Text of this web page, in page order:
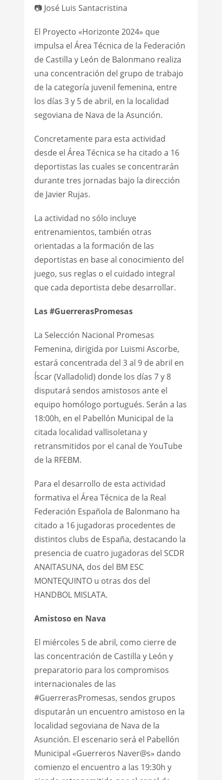
📷 José Luis Santacristina
El Proyecto «Horizonte 2024» que
impulsa el Área Técnica de la Federación
de Castilla y León de Balonmano realiza
una concentración del grupo de trabajo
de la categoría juvenil femenina, entre
los días 3 y 5 de abril, en la localidad
segoviana de Nava de la Asunción.
Concretamente para esta actividad
desde el Área Técnica se ha citado a 16
deportistas las cuales se concentrarán
durante tres jornadas bajo la dirección
de Javier Rujas.
La actividad no sólo incluye
entrenamientos, también otras
orientadas a la formación de las
deportistas en base al conocimiento del
juego, sus reglas o el cuidado integral
que cada deportista debe desarrollar.
Las #GuerrerasPromesas
La Selección Nacional Promesas
Femenina, dirigida por Luismi Ascorbe,
estará concentrada del 3 al 9 de abril en
Íscar (Valladolid) donde los días 7 y 8
disputará sendos amistosos ante el
equipo homólogo portugués. Serán a las
18:00h, en el Pabellón Municipal de la
citada localidad vallisoletana y
retransmitidos por el canal de YouTube
de la RFEBM.
Para el desarrollo de esta actividad
formativa el Área Técnica de la Real
Federación Española de Balonmano ha
citado a 16 jugadoras procedentes de
distintos clubs de España, destacando la
presencia de cuatro jugadoras del SCDR
ANAITASUNA, dos del BM ESC
MONTEQUINTO u otras dos del
HANDBOL MISLATA.
Amistoso en Nava
El miércoles 5 de abril, como cierre de
las concentración de Castilla y León y
preparatorio para los compromisos
internacionales de las
#GuerrerasPromesas, sendos grupos
disputarán un encuentro amistoso en la
localidad segoviana de Nava de la
Asunción. El escenario será el Pabellón
Municipal «Guerreros Naver@s» dando
comienzo el encuentro a las 19:30h y